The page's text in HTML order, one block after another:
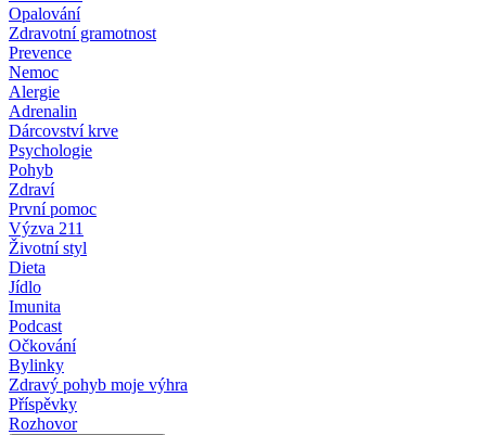
Opalování
Zdravotní gramotnost
Prevence
Nemoc
Alergie
Adrenalin
Dárcovství krve
Psychologie
Pohyb
Zdraví
První pomoc
Výzva 211
Životní styl
Dieta
Jídlo
Imunita
Podcast
Očkování
Bylinky
Zdravý pohyb moje výhra
Příspěvky
Rozhovor